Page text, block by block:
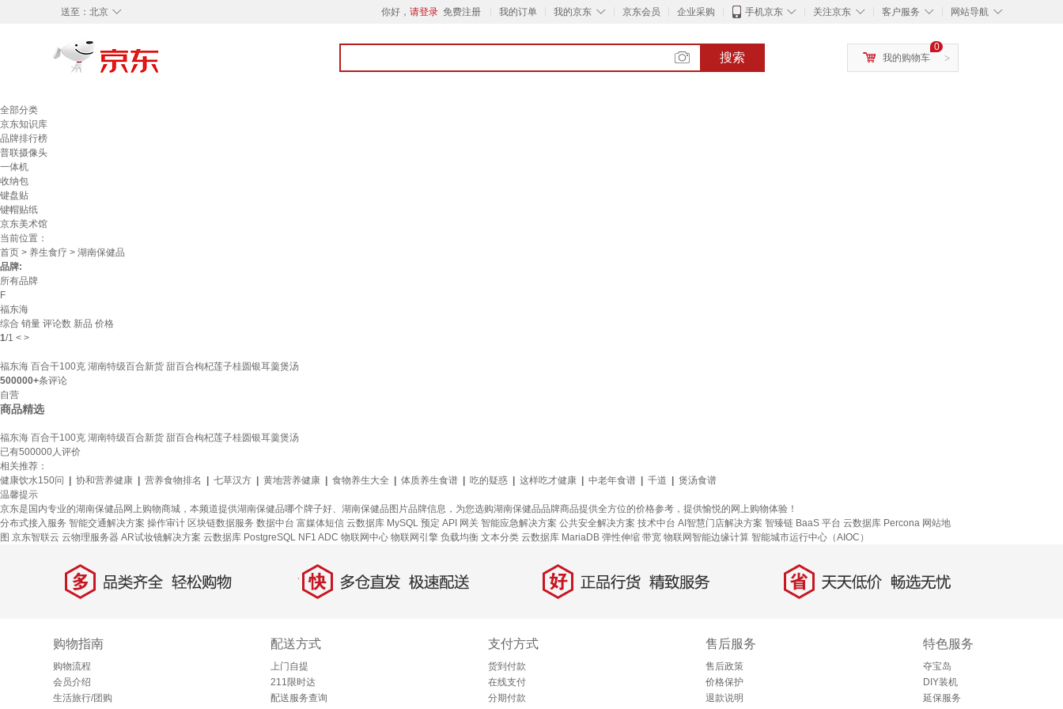
◇
送至： 北京 你好， 请登录 免费注册 我的订单 ◇
我的京东 京东会员 企业采购 ◇
手机京东 ◇
关注京东 ◇
客户服务 ◇
网站导航
搜索 >
0
我的购物车
全部分类
京东知识库
品牌排行榜
普联摄像头
一体机
收纳包
键盘贴
键帽贴纸
京东美术馆
当前位置：
首页 > 养生食疗 > 湖南保健品
品牌:
所有品牌
F
福东海
综合 销量 评论数 新品 价格
1/1 < >
福东海 百合干100克 湖南特级百合新货 甜百合枸杞莲子桂圆银耳羹煲汤
500000+条评论
自营
商品精选
福东海 百合干100克 湖南特级百合新货 甜百合枸杞莲子桂圆银耳羹煲汤
已有500000人评价
相关推荐：
健康饮水150问
协和营养健康 营养食物排名 七草汉方 黄地营养健康 食物养生大全 体质养生食谱 吃的疑惑 这样吃才健康 中老年食谱 千道
煲汤食谱
温馨提示
京东是国内专业的湖南保健品网上购物商城，本频道提供湖南保健品哪个牌子好、湖南保健品图片品牌信息，为您选购湖南保健品品牌商品提供全方位的价格参考，提供愉悦的网上购物体验！
分布式接入服务 智能交通解决方案 操作审计 区块链数据服务 数据中台 富媒体短信 云数据库 MySQL 预定 API 网关 智能应急解决方案 公共安全解决方案 技术中台 AI智慧门店解决方案 智臻链 BaaS 平台 云数据库 Percona 网站地
图 京东智联云 云物理服务器 AR试妆镜解决方案 云数据库 PostgreSQL NF1 ADC 物联网中心 物联网引擎 负载均衡 文本分类 云数据库 MariaDB 弹性伸缩 带宽 物联网智能边缘计算 智能城市运行中心（AIOC）
多 品类齐全，轻松购物 快 多仓直发，极速配送 好 正品行货，精致服务 省 天天低价，畅选无忧
购物指南
购物流程
会员介绍
生活旅行/团购
配送方式
上门自提
211限时达
配送服务查询
支付方式
货到付款
在线支付
分期付款
售后服务
售后政策
价格保护
退款说明
特色服务
夺宝岛
DIY装机
延保服务